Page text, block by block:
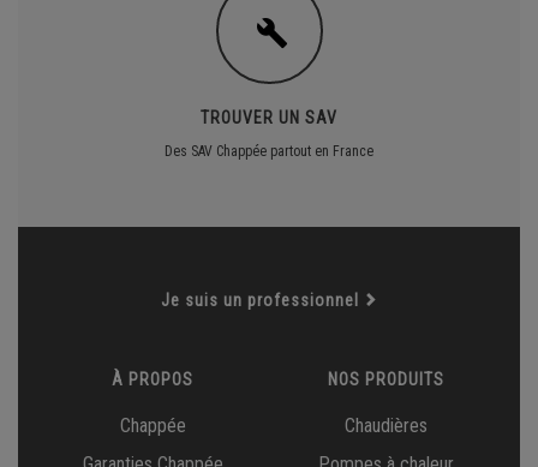
TROUVER UN SAV
Des SAV Chappée partout en France
Je suis un professionnel
À PROPOS
Chappée
NOS PRODUITS
Chaudières